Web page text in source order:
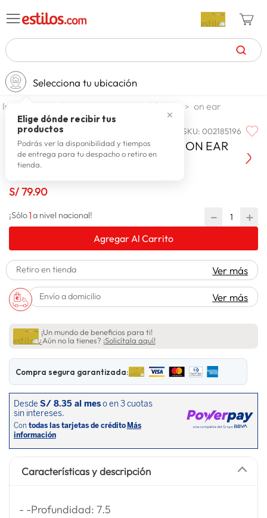
TÉRMINOS MÁS BUSCADOS
1.
2. celulares
3. zapatillas hombre
4. moda
6 . tv
7. terrex
9. spiderman
10. lavadora
Selecciona tu ubicación
✕
Elige dónde recibir tus
productos
Podrás ver la disponibilidad y tiempos
de entrega para tu despacho o retiro en
tienda.
tecnologia audio audifonos on ear
I2GO SKU:002185196
AUDIFONOS I2GO UNICORNIO - ON EAR
S/79.90
¡Sólo1a nivel nacional! ＋
－
Agregar Al Carrito
Retiro en tienda Ver más
Envío a domicilio Ver más
¡Un mundo de beneficios para ti!
¿Aún no la tienes? ¡Solicítala aquí!
Compra segura garantizada:
Características y descripción
- -Profundidad: 7.5